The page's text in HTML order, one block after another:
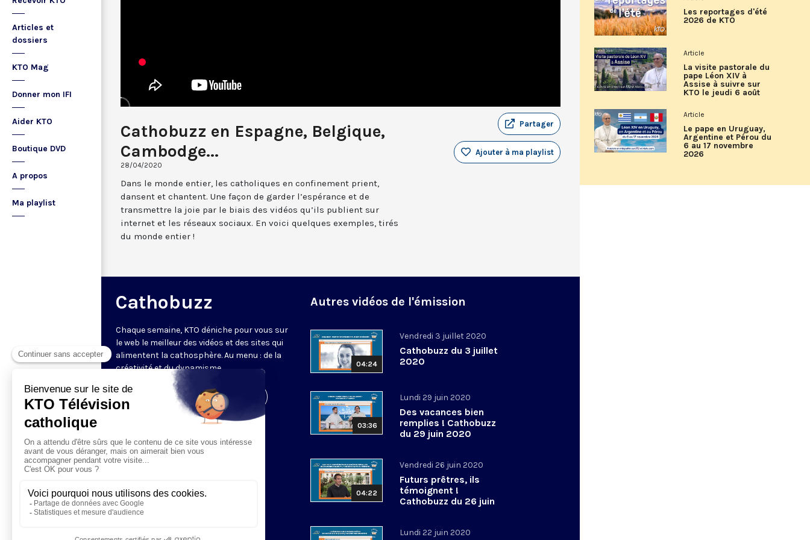
Articles et
dossiers
KTO Mag
Donner mon IFI
Aider KTO
Boutique DVD
A propos
Ma playlist
Cathobuzz en Espagne, Belgique,
Cambodge...
28/04/2020
Partager
Ajouter à ma playlist
Dans le monde entier, les catholiques en confinement prient,
dansent et chantent. Une façon de garder l’espérance et de
transmettre la joie par le biais des vidéos qu’ils publient sur
internet et les réseaux sociaux. En voici quelques exemples, tirés
du monde entier !
Cathobuzz
Chaque semaine, KTO déniche pour vous sur
le web le meilleur des vidéos et des sites qui
alimentent la cathosphère. Au menu : de la
créativité et du dynamisme.
Visiter la page de l'émission
Autres vidéos de l'émission
04:24
Vendredi 3 juillet 2020
Cathobuzz du 3 juillet
2020
03:36
Lundi 29 juin 2020
Des vacances bien
remplies ! Cathobuzz
du 29 juin 2020
04:22
Vendredi 26 juin 2020
Futurs prêtres, ils
témoignent !
Cathobuzz du 26 juin
Lundi 22 juin 2020
Les reportages d'été
2026 de KTO
Article
La visite pastorale du
pape Léon XIV à
Assise à suivre sur
KTO le jeudi 6 août
Article
Le pape en Uruguay,
Argentine et Pérou du
6 au 17 novembre
2026